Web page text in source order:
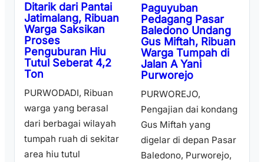
Ditarik dari Pantai
Jatimalang, Ribuan
Warga Saksikan
Proses
Penguburan Hiu
Tutul Seberat 4,2
Ton
PURWODADI, Ribuan
warga yang berasal
dari berbagai wilayah
tumpah ruah di sekitar
area hiu tutul
Paguyuban
Pedagang Pasar
Baledono Undang
Gus Miftah, Ribuan
Warga Tumpah di
Jalan A Yani
Purworejo
PURWOREJO,
Pengajian dai kondang
Gus Miftah yang
digelar di depan Pasar
Baledono, Purworejo,